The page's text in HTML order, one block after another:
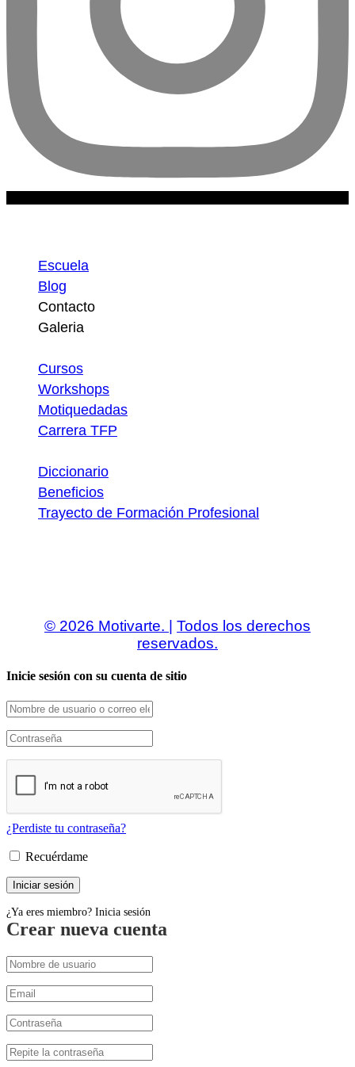
Escuela
Blog
Contacto
Galeria
Cursos
Workshops
Motiquedadas
Carrera TFP
Diccionario
Beneficios
Trayecto de Formación Profesional
© 2026 Motivarte. |
Todos los derechos
reservados.
Inicie sesión con su cuenta de sitio
¿Perdiste tu contraseña?
Recuérdame